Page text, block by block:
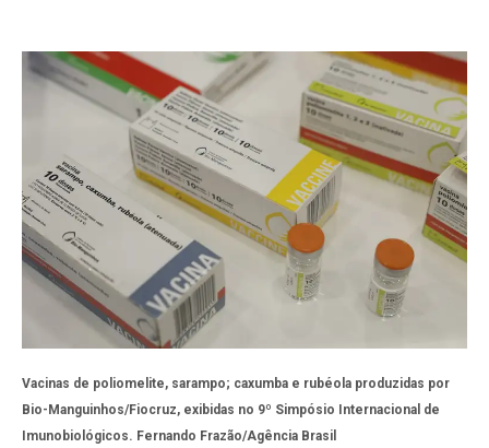
Vacinas de poliomelite, sarampo; caxumba e rubéola produzidas por
Bio-Manguinhos/Fiocruz, exibidas no 9º Simpósio Internacional de
Imunobiológicos. Fernando Frazão/Agência Brasil